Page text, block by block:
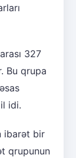
327
Bu qrupa
idi.
ibarət bir
qrupunun